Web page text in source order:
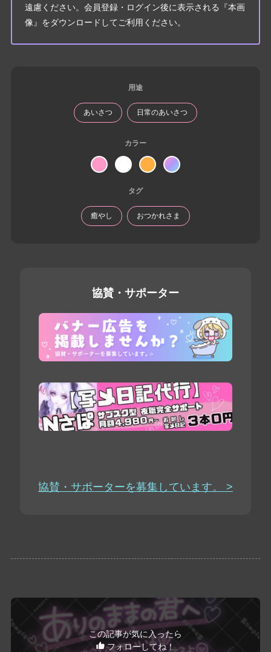
遠慮ください。会員登録・ログイン後に表示される『本画
像』をダウンロードしてご利用ください。
用途
あいさつ 日常のあいさつ
カラー
タグ
癒やし おつかれさま
協賛・サポーター
協賛・サポーターを募集しています。 >
この記事が気に入ったら
フォローしてね！